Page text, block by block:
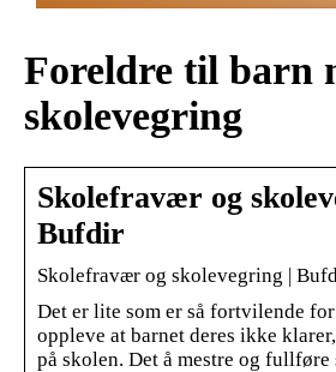
Foreldre til barn
skolevegring
Skolefravær og
Bufdir
Skolefravær og skolevegring |
Det er lite som er så fortvilende
oppleve at barnet deres ikke
på skolen. Det å mestre og